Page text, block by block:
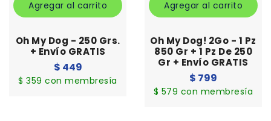
Agregar al carrito
Oh My Dog - 250 Grs.
+ Envío GRATIS
Precio
habitual
$ 449
$ 359 con membresía
Agregar al carrito
Oh My Dog! 2Go - 1 Pz
850 Gr + 1 Pz De 250
Gr + Envío GRATIS
Precio
habitual
$ 799
$ 579 con membresía